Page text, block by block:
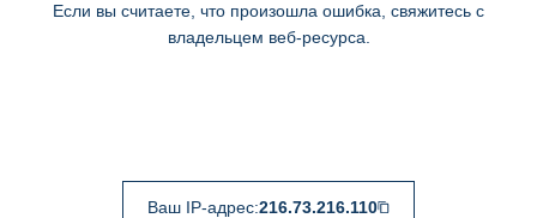
Если вы считаете, что произошла ошибка, свяжитесь с
владельцем веб-ресурса.
Ваш IP-адрес:216.73.216.110